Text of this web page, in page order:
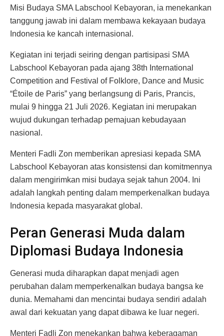
Misi Budaya SMA Labschool Kebayoran, ia menekankan
tanggung jawab ini dalam membawa kekayaan budaya
Indonesia ke kancah internasional.
Kegiatan ini terjadi seiring dengan partisipasi SMA
Labschool Kebayoran pada ajang 38th International
Competition and Festival of Folklore, Dance and Music
“Étoile de Paris” yang berlangsung di Paris, Prancis,
mulai 9 hingga 21 Juli 2026. Kegiatan ini merupakan
wujud dukungan terhadap pemajuan kebudayaan
nasional.
Menteri Fadli Zon memberikan apresiasi kepada SMA
Labschool Kebayoran atas konsistensi dan komitmennya
dalam mengirimkan misi budaya sejak tahun 2004. Ini
adalah langkah penting dalam memperkenalkan budaya
Indonesia kepada masyarakat global.
Peran Generasi Muda dalam
Diplomasi Budaya Indonesia
Generasi muda diharapkan dapat menjadi agen
perubahan dalam memperkenalkan budaya bangsa ke
dunia. Memahami dan mencintai budaya sendiri adalah
awal dari kekuatan yang dapat dibawa ke luar negeri.
Menteri Fadli Zon menekankan bahwa keberagaman